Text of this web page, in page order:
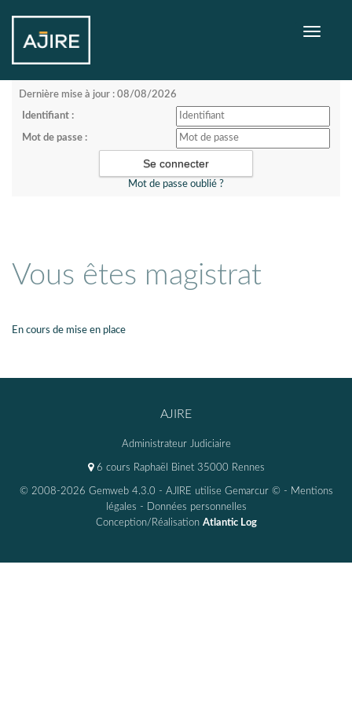
Toggle
Dernière mise à jour : 08/08/2026
Identifiant :
Mot de passe :
Mot de passe oublié ?
Vous êtes magistrat
En cours de mise en place
AJIRE
Administrateur Judiciaire
6 cours Raphaël Binet 35000 Rennes
© 2008-2026 Gemweb 4.3.0 - AJIRE utilise Gemarcur © - Mentions
légales - Données personnelles
Conception/Réalisation Atlantic Log